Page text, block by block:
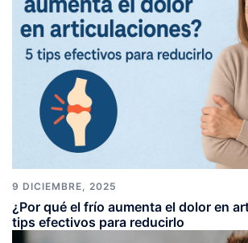
9 DICIEMBRE, 2025
¿Por qué el frío aumenta el dolor en
tips efectivos para reducirlo